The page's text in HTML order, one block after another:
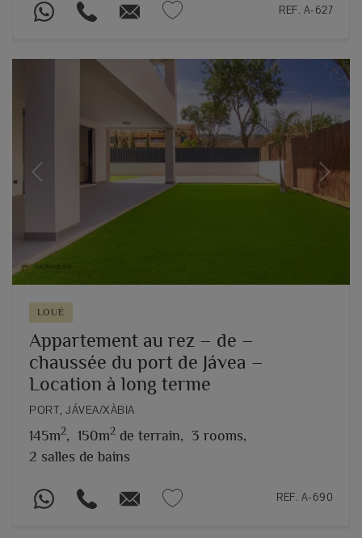
REF. A-627
Previous Next
LOUÉ
Appartement au rez – de –
chaussée du port de Jávea –
Location à long terme
PORT, JÁVEA/XÀBIA
145m2, 150m2 de terrain, 3 rooms,
2 salles de bains
REF. A-690